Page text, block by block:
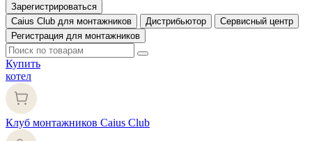
Зарегистрироваться
Caius Club для монтажников
Дистрибьютор
Сервисный центр
Регистрация для монтажников
Купить
котел
Клуб монтажников Caius Club